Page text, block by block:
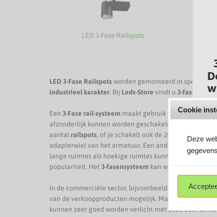
LED 3-Fase Railspots
LED 3-Fase Railspotsworden gemonteerd in speciale
industrieel karakter. Bij Leds-Store vindt u 3-fase LED
Een 3-Fase rail-systeem maakt gebruik van drie
afzonderlijk kunnen worden geschakeld. Dankzij de
aantal railspots, of je schakelt ook de 2de en/of 3de
adapterwiel van het armatuur. Een ander voordeel is
lange ruimtes als hoekige ruimtes kunnen verlicht
populariteit. Het 3-fasensysteem kan worden gebruikt
In de commerciële sector, bijvoorbeeld in
van de verkoopproducten mogelijk. Maar ook
kunnen zeer goed worden verlicht met deze zeer
Cookie
Deze